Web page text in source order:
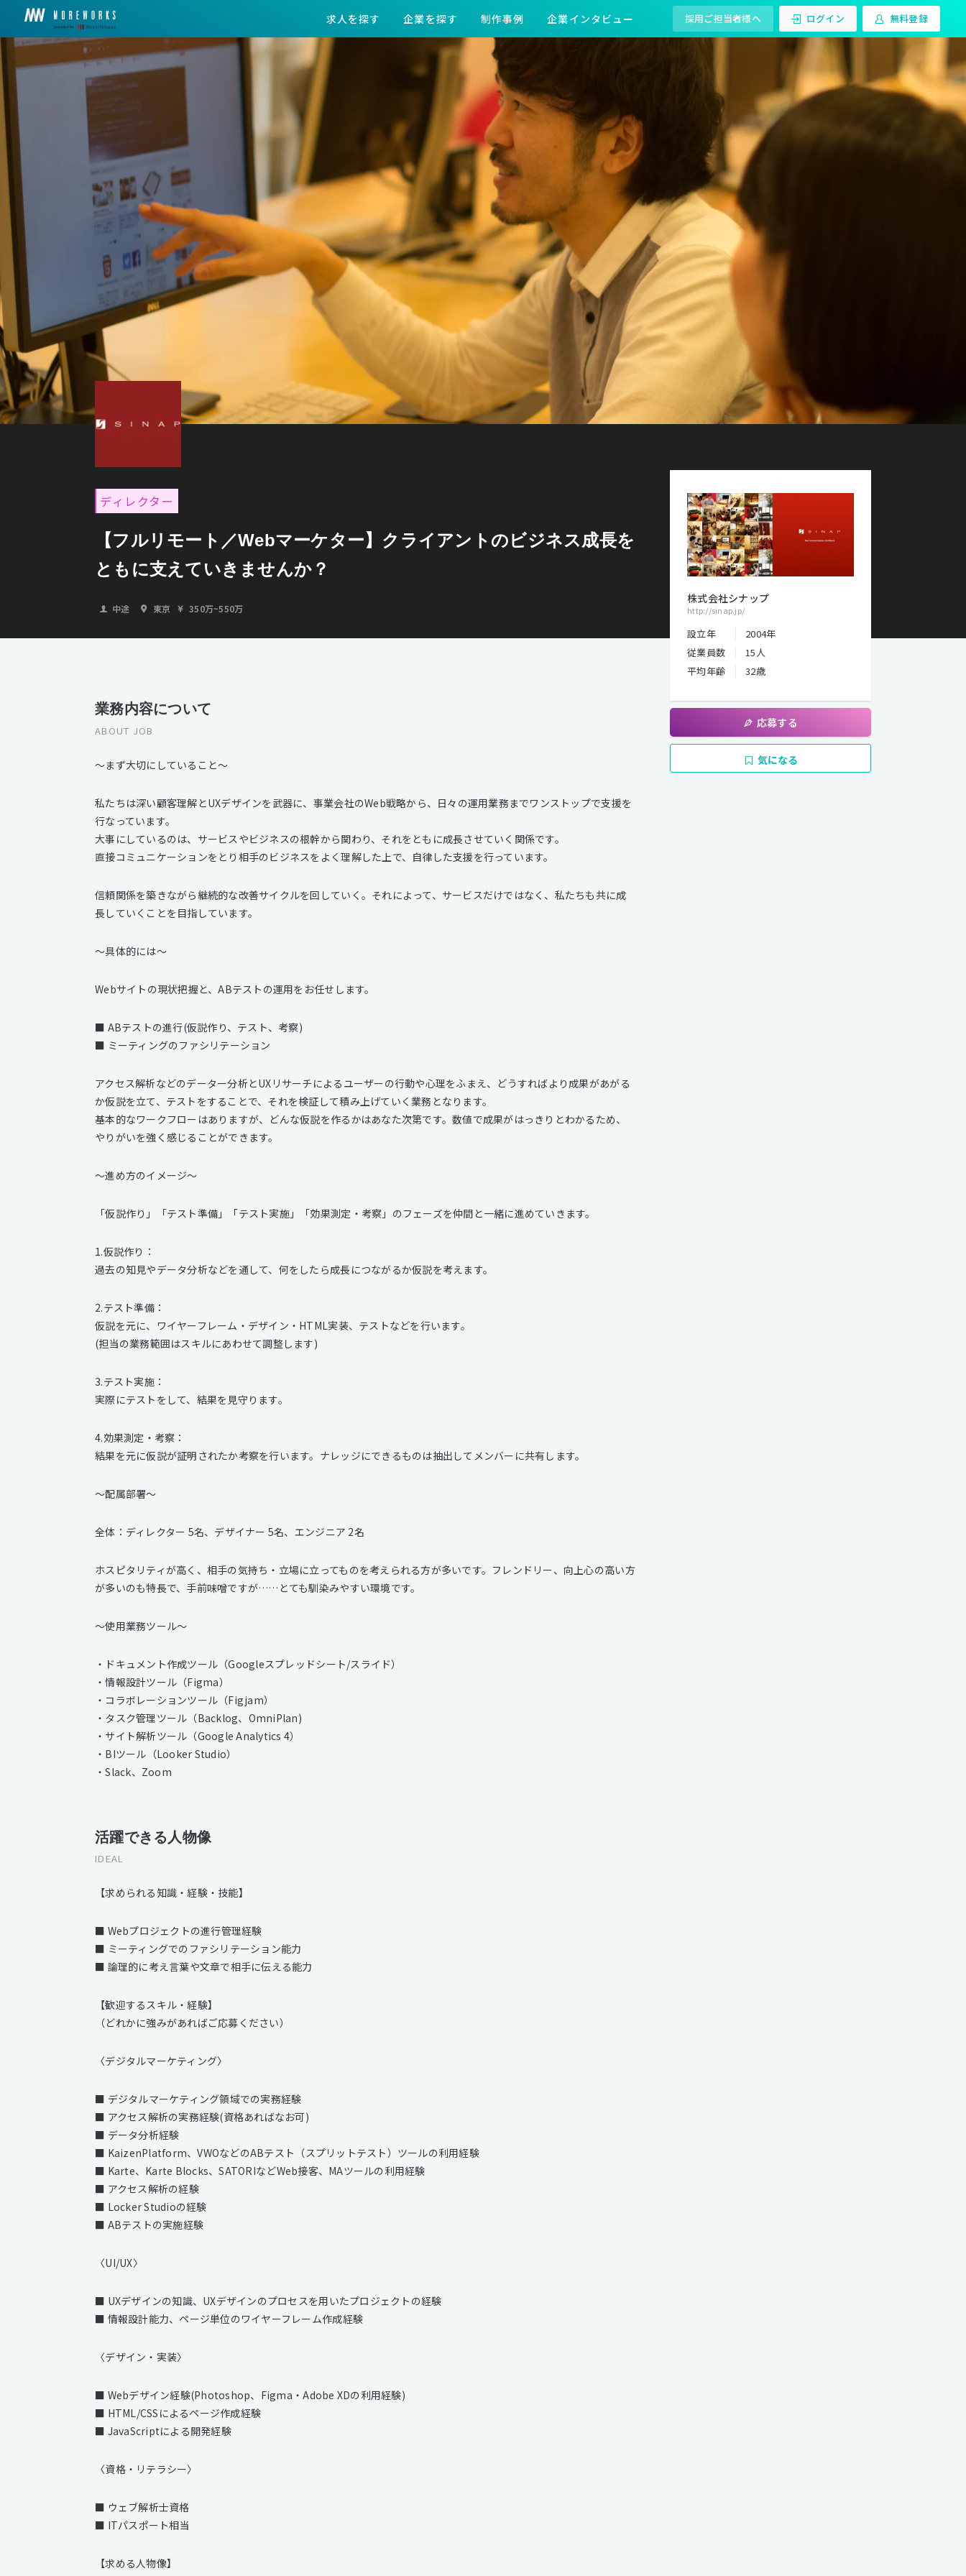
求人を探す 企業を探す 制作事例 企業インタビュー 採用ご担当者様へ ログイン 無料登録
ディレクター
【フルリモート／Webマーケター】クライアントのビジネス成長を
ともに支えていきませんか？
中途 東京 350万~550万
業務内容について
ABOUT JOB
〜まず大切にしていること〜
私たちは深い顧客理解とUXデザインを武器に、事業会社のWeb戦略から、日々の運用業務までワンストップで支援を
行なっています。
大事にしているのは、サービスやビジネスの根幹から関わり、それをともに成長させていく関係です。
直接コミュニケーションをとり相手のビジネスをよく理解した上で、自律した支援を行っています。
信頼関係を築きながら継続的な改善サイクルを回していく。それによって、サービスだけではなく、私たちも共に成
長していくことを目指しています。
〜具体的には〜
Webサイトの現状把握と、ABテストの運用をお任せします。
■ ABテストの進行(仮説作り、テスト、考察)
■ ミーティングのファシリテーション
アクセス解析などのデーター分析とUXリサーチによるユーザーの行動や心理をふまえ、どうすればより成果があがる
か仮説を立て、テストをすることで、それを検証して積み上げていく業務となります。
基本的なワークフローはありますが、どんな仮説を作るかはあなた次第です。数値で成果がはっきりとわかるため、
やりがいを強く感じることができます。
〜進め方のイメージ〜
「仮説作り」「テスト準備」「テスト実施」「効果測定・考察」のフェーズを仲間と一緒に進めていきます。
1.仮説作り：
過去の知見やデータ分析などを通して、何をしたら成長につながるか仮説を考えます。
2.テスト準備：
仮説を元に、ワイヤーフレーム・デザイン・HTML実装、テストなどを行います。
(担当の業務範囲はスキルにあわせて調整します)
3.テスト実施：
実際にテストをして、結果を見守ります。
4.効果測定・考察：
結果を元に仮説が証明されたか考察を行います。ナレッジにできるものは抽出してメンバーに共有します。
〜配属部署〜
全体：ディレクター 5名、デザイナー 5名、エンジニア 2名
ホスピタリティが高く、相手の気持ち・立場に立ってものを考えられる方が多いです。フレンドリー、向上心の高い方
が多いのも特長で、手前味噌ですが……とても馴染みやすい環境です。
〜使用業務ツール〜
・ドキュメント作成ツール（Googleスプレッドシート/スライド）
・情報設計ツール（Figma）
・コラボレーションツール（Figjam）
・タスク管理ツール（Backlog、OmniPlan)
・サイト解析ツール（Google Analytics 4）
・BIツール（Looker Studio）
・Slack、Zoom
活躍できる人物像
IDEAL
【求められる知識・経験・技能】
■ Webプロジェクトの進行管理経験
■ ミーティングでのファシリテーション能力
■ 論理的に考え言葉や文章で相手に伝える能力
【歓迎するスキル・経験】
（どれかに強みがあればご応募ください）
〈デジタルマーケティング〉
■ デジタルマーケティング領域での実務経験
■ アクセス解析の実務経験(資格あればなお可)
■ データ分析経験
■ KaizenPlatform、VWOなどのABテスト（スプリットテスト）ツールの利用経験
■ Karte、Karte Blocks、SATORIなどWeb接客、MAツールの利用経験
■ アクセス解析の経験
■ Locker Studioの経験
■ ABテストの実施経験
〈UI/UX〉
■ UXデザインの知識、UXデザインのプロセスを用いたプロジェクトの経験
■ 情報設計能力、ページ単位のワイヤーフレーム作成経験
〈デザイン・実装〉
■ Webデザイン経験(Photoshop、Figma・Adobe XDの利用経験)
■ HTML/CSSによるページ作成経験
■ JavaScriptによる開発経験
〈資格・リテラシー〉
■ ウェブ解析士資格
■ ITパスポート相当
【求める人物像】
株式会社シナップ
http://sinap.jp/
設立年
2004年
従業員数
15人
平均年齢
32歳
応募する
気になる